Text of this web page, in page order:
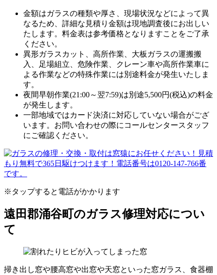
金額はガラスの種類や厚さ、現場状況などによって異
なるため、 詳細な見積り金額は現地調査後にお出しい
たします。 料金表は参考価格となりますことをご了承
ください。
異形ガラスカット、高所作業、大板ガラスの運搬搬
入、足場組立、危険作業、クレーン車や高所作業車に
よる作業などの特殊作業には別途料金が発生いたしま
す。
夜間早朝作業(21:00～翌7:59)は別途5,500円(税込)の料金
が発生します。
一部地域ではカード決済に対応していない場合がござ
います。お問い合わせの際にコールセンタースタッフ
にご確認ください。
※タップすると電話がかかります
遠田郡涌谷町のガラス修理対応につい
て
掃き出し窓や腰高窓や出窓や天窓といった窓ガラス、食器棚